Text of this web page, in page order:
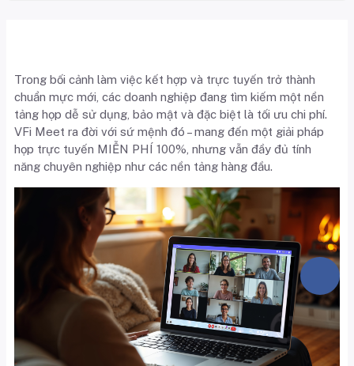
Trong bối cảnh làm việc kết hợp và trực tuyến trở thành
chuẩn mực mới, các doanh nghiệp đang tìm kiếm một nền
tảng họp dễ sử dụng, bảo mật và đặc biệt là tối ưu chi phí.
VFi Meet ra đời với sứ mệnh đó – mang đến một giải pháp
họp trực tuyến MIỄN PHÍ 100%, nhưng vẫn đầy đủ tính
năng chuyên nghiệp như các nền tảng hàng đầu.